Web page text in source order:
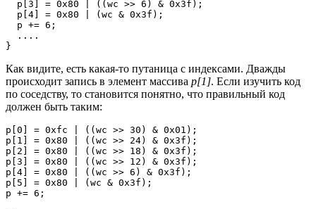
  p[3] = 0x80 | ((wc >> 6) & 0x3f);
  p[4] = 0x80 | (wc & 0x3f);
  p += 6;
  ....
}
Как видите, есть какая-то путаница с индексами. Дважды
происходит запись в элемент массива p[1]. Если изучить код
по соседству, то становится понятно, что правильный код
должен быть таким:
p[0] = 0xfc | ((wc >> 30) & 0x01);
p[1] = 0x80 | ((wc >> 24) & 0x3f);
p[2] = 0x80 | ((wc >> 18) & 0x3f);
p[3] = 0x80 | ((wc >> 12) & 0x3f);
p[4] = 0x80 | ((wc >> 6) & 0x3f);
p[5] = 0x80 | (wc & 0x3f);
p += 6;